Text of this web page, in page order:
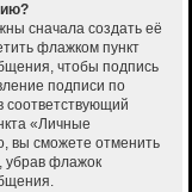
сначала создать её
флажком пункт
чтобы подпись
подписи по
«Личные
вы сможете отменить
убрав флажок